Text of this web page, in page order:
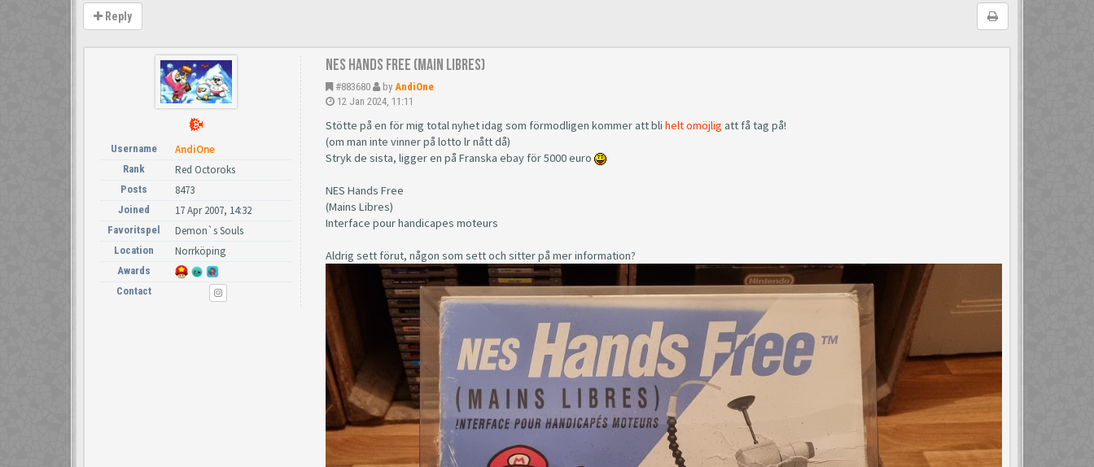
Reply
NES Hands Free (Main Libres)
#883680 by AndiOne
12 Jan 2024, 11:11
Stötte på en för mig total nyhet idag som förmodligen kommer att bli helt omöjlig att få tag på!
(om man inte vinner på lotto lr nått då)
Stryk de sista, ligger en på Franska ebay för 5000 euro
NES Hands Free
(Mains Libres)
Interface pour handicapes moteurs
Aldrig sett förut, någon som sett och sitter på mer information?
Username AndiOne
Rank Red Octoroks
Posts 8473
Joined 17 Apr 2007, 14:32
Favoritspel Demon`s Souls
Location Norrköping
Awards
Contact